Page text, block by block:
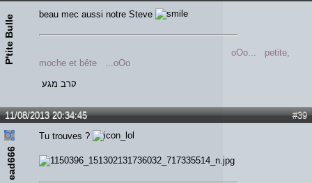
P'tite Bulle beau mec aussi notre Steve
oOo... petite,
moche et bête ...oOo
קרב מגע
#39
11/08/2013 20:34:45
ead666
Tu trouves ?